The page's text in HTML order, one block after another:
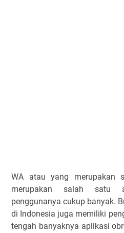
WA atau yang merupakan
merupakan salah satu
penggunanya cukup banyak.
di Indonesia juga memiliki
tengah banyaknya aplikasi